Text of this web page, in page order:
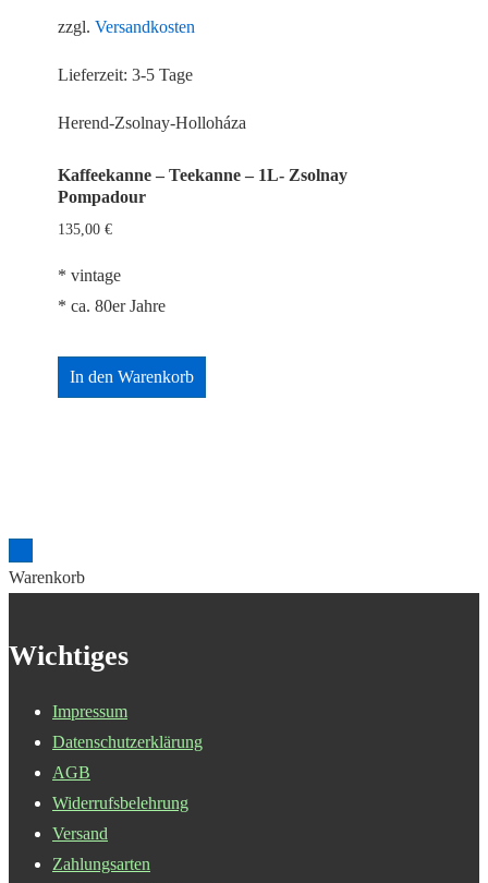
zzgl. Versandkosten
Lieferzeit: 3-5 Tage
Herend-Zsolnay-Holloháza
Kaffeekanne – Teekanne – 1L- Zsolnay
Pompadour
135,00 €
* vintage
* ca. 80er Jahre
In den Warenkorb
Warenkorb
Wichtiges
Impressum
Datenschutzerklärung
AGB
Widerrufsbelehrung
Versand
Zahlungsarten